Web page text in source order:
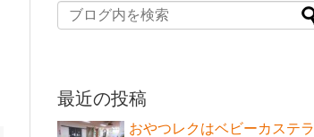
最近の投稿
おやつレクはベビーカステラ